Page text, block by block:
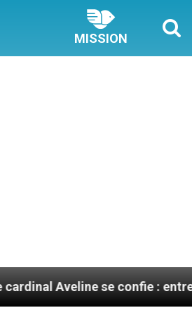
MISSION
se confie : entre